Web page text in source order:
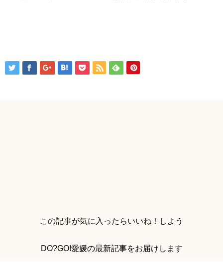
この記事が気に入ったらいいね！しよう
DO?GO!愛媛の最新記事をお届けします